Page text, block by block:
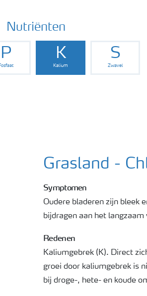
Nutriënten
P K
Kalium
S
Zwavel
Grasland -
Symptomen
Oudere bladeren zijn bleek
bijdragen aan het
Redenen
Kaliumgebrek (K). Direct
groei door kaliumgebrek is
bij droge-, hete- en koude